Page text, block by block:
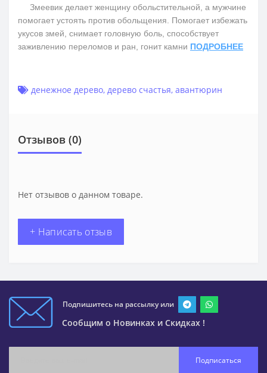
Змеевик делает женщину обольстительной, а мужчине
помогает устоять против обольщения. Помогает избежать
укусов змей, снимает головную боль, способствует
заживлению переломов и ран, гонит камни ПОДРОБНЕЕ
денежное дерево, дерево счастья, авантюрин
Отзывов (0)
Нет отзывов о данном товаре.
+ Написать отзыв
Подпишитесь на рассылку или
Сообщим о Новинках и Скидках !
Подписаться